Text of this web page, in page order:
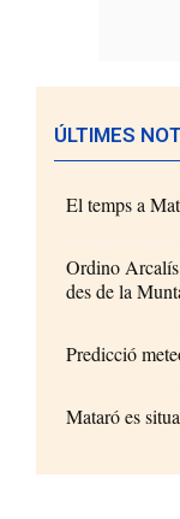
ÚLTIMES
El temps a
Ordino
des de la
Predicció
Mataró es